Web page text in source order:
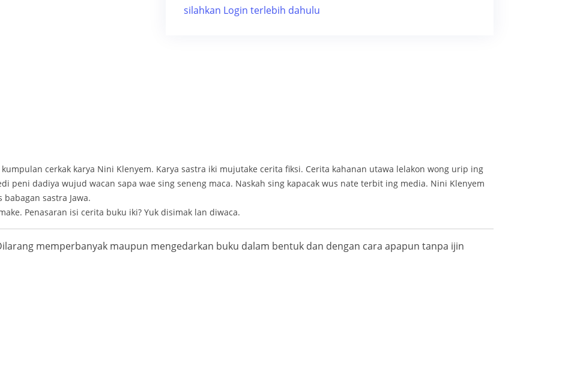
silahkan Login terlebih dahulu
cerkak karya Nini Klenyem. Karya sastra iki mujutake cerita fiksi. Cerita kahanan utawa lelakon wong urip ing
peni dadiya wujud wacan sapa wae sing seneng maca. Naskah sing kapacak wus nate terbit ing media. Nini Klenyem
sastra Jawa.
Penasaran isi cerita buku iki? Yuk disimak lan diwaca.
memperbanyak maupun mengedarkan buku dalam bentuk dan dengan cara apapun tanpa ijin